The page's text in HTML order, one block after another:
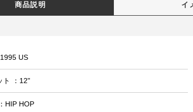
商品説明 イ
US
ト ：12"
HIP HOP